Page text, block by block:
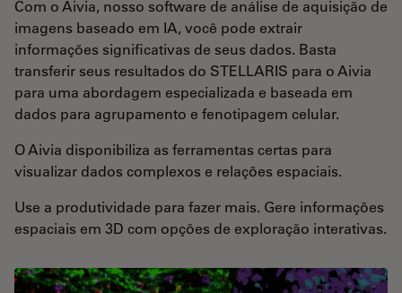
Com o Aivia, nosso software de análise de aquisição de
imagens baseado em IA, você pode extrair
informações significativas de seus dados. Basta
transferir seus resultados do STELLARIS para o Aivia
para uma abordagem especializada e baseada em
dados para agrupamento e fenotipagem celular.
O Aivia disponibiliza as ferramentas certas para
visualizar dados complexos e relações espaciais.
Use a produtividade para fazer mais. Gere informações
espaciais em 3D com opções de exploração interativas.